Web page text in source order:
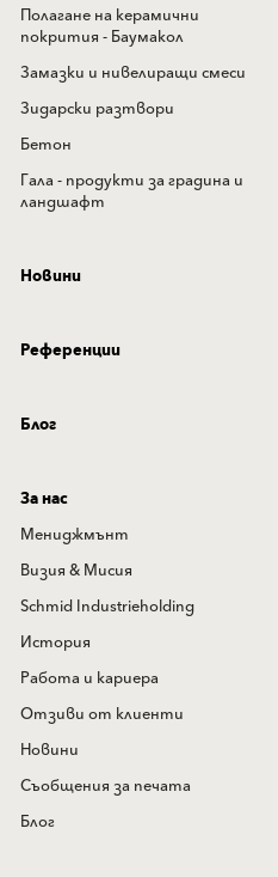
Полагане на керамични
покрития - Баумакол
Замазки и нивелиращи смеси
Зидарски разтвори
Бетон
Гала - продукти за градина и
ландшафт
Новини
Референции
Блог
За нас
Мениджмънт
Визия & Мисия
Schmid Industrieholding
История
Работа и кариера
Отзиви от клиенти
Новини
Съобщения за печата
Блог